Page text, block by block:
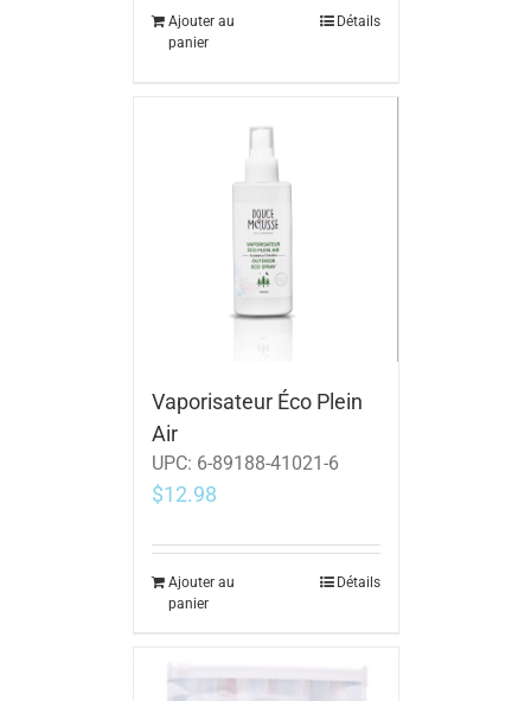
Ajouter au
panier
Détails
Vaporisateur Éco Plein
Air
UPC: 6-89188-41021-6
$12.98
Ajouter au
panier
Détails